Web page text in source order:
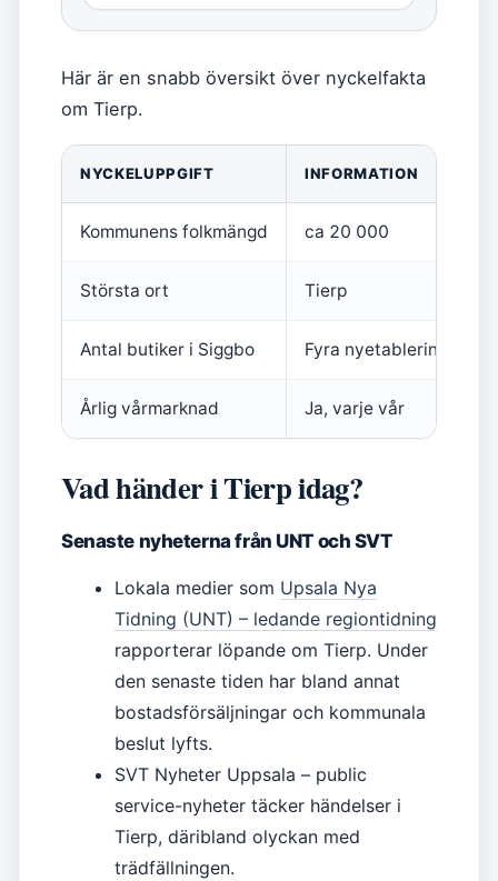
Här är en snabb översikt över nyckelfakta
om Tierp.
NYCKELUPPGIFT INFORMATION
Kommunens folkmängd ca 20 000
Största ort Tierp
Antal butiker i Siggbo Fyra nyetableringar
Årlig vårmarknad Ja, varje vår
Vad händer i Tierp idag?
Senaste nyheterna från UNT och SVT
Lokala medier som Upsala Nya
Tidning (UNT) – ledande regiontidning
rapporterar löpande om Tierp. Under
den senaste tiden har bland annat
bostadsförsäljningar och kommunala
beslut lyfts.
SVT Nyheter Uppsala – public
service-nyheter täcker händelser i
Tierp, däribland olyckan med
trädfällningen.